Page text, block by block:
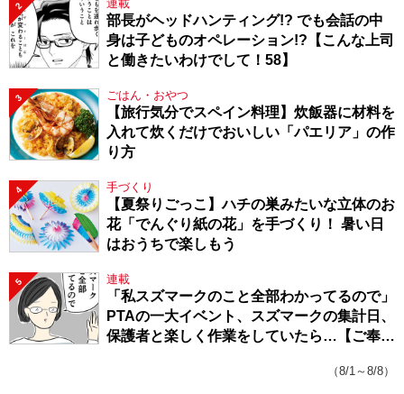
2 連載
部長がヘッドハンティング!? でも会話の中
身は子どものオペレーション!?【こんな上司
と働きたいわけでして！58】
3 ごはん・おやつ
【旅行気分でスペイン料理】炊飯器に材料を
入れて炊くだけでおいしい「パエリア」の作
り方
4 手づくり
【夏祭りごっこ】ハチの巣みたいな立体のお
花「でんぐり紙の花」を手づくり！ 暑い日
はおうちで楽しもう
5 連載
「私スズマークのこと全部わかってるので」
PTAの一大イベント、スズマークの集計日、
保護者と楽しく作業をしていたら…【ご奉仕
（8/1～8/8）